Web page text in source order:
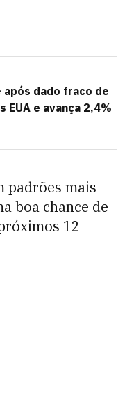
após dado fraco de
EUA e avança 2,4%
padrões mais
boa chance de
12